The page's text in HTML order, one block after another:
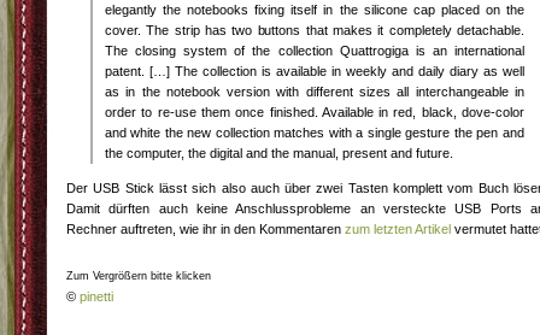
elegantly the notebooks fixing itself in the silicone cap placed on the
cover. The strip has two buttons that makes it completely detachable.
The closing system of the collection Quattrogiga is an international
patent. […] The collection is available in weekly and daily diary as well
as in the notebook version with different sizes all interchangeable in
order to re-use them once finished. Available in red, black, dove-color
and white the new collection matches with a single gesture the pen and
the computer, the digital and the manual, present and future.
Der USB Stick lässt sich also auch über zwei Tasten komplett vom Buch
Damit dürften auch keine Anschlussprobleme an versteckte USB Ports
Rechner auftreten, wie ihr in den Kommentaren zum letzten Artikel vermutet
Zum Vergrößern bitte klicken
© pinetti